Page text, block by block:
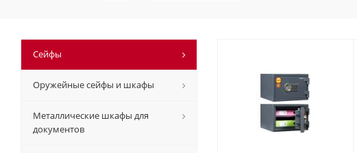
Сейфы
Оружейные сейфы и шкафы
Металлические шкафы для
документов